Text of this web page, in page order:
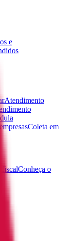
e
Atendimento
Coleta em
fiscalConheça o